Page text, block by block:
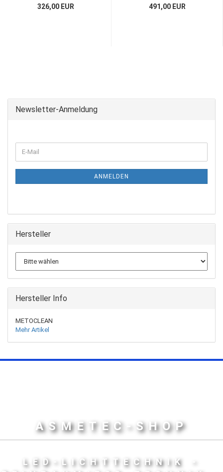
326,00 EUR 491,00 EUR
Newsletter-Anmeldung
ANMELDEN
Hersteller
Hersteller Info
METOCLEAN
Mehr Artikel
ASMETEC-SHOP
LED-LICHTTECHNIK -